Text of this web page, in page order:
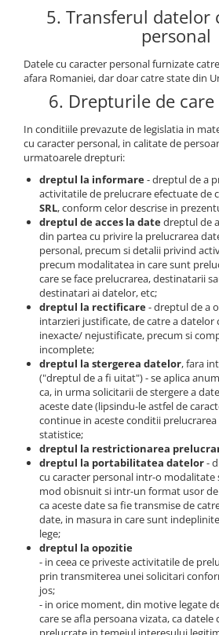
5. Transferul datelor
personal
Datele cu caracter personal furnizate
afara Romaniei, dar doar catre state din
6. Drepturile de
In conditiile prevazute de legislatia in
cu caracter personal, in calitate de
urmatoarele drepturi:
dreptul la informare- dreptul de a
activitatile de prelucrare efectuate de
SRL, conform celor descrise in
dreptul de acces la datedreptul de
din partea cu privire la prelucrarea
personal, precum si detalii privind
precum modalitatea in care sunt
care se face prelucrarea, destinatarii
destinatari ai datelor, etc;
dreptul la rectificare- dreptul de a
intarzieri justificate, de catre a datelor
inexacte/ nejustificate, precum si
incomplete;
dreptul la stergerea datelor, fara
("dreptul de a fi uitat") - se aplica
ca, in urma solicitarii de stergere a
aceste date (lipsindu-le astfel de
continue in aceste conditii
statistice;
dreptul la restrictionarea
dreptul la portabilitatea datelor-
cu caracter personal intr-o
mod obisnuit si intr-un format usor
ca aceste date sa fie transmise de
date, in masura in care sunt
lege;
dreptul la opozitie
- in ceea ce priveste activitatile de
prin transmiterea unei solicitari
jos;
- in orice moment, din motive legate
care se afla persoana vizata, ca datele